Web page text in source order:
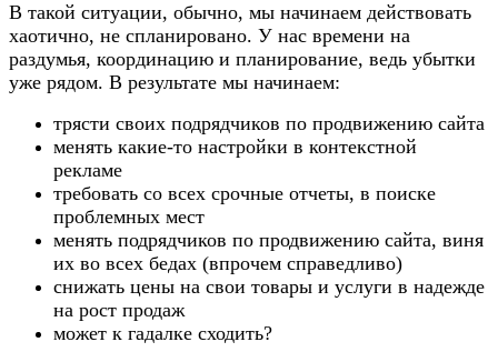
В такой ситуации, обычно, мы начинаем действовать
хаотично, не спланировано. У нас времени на
раздумья, координацию и планирование, ведь убытки
уже рядом. В результате мы начинаем:
трясти своих подрядчиков по продвижению сайта
менять какие-то настройки в контекстной
рекламе
требовать со всех срочные отчеты, в поиске
проблемных мест
менять подрядчиков по продвижению сайта, виня
их во всех бедах (впрочем справедливо)
снижать цены на свои товары и услуги в надежде
на рост продаж
может к гадалке сходить?